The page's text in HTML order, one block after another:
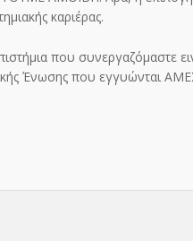
καριέρας.
που
Ένωσης που εγγυώνται